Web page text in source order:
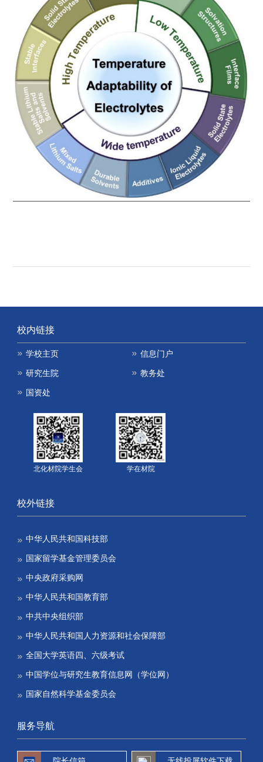
校内链接
学校主页 信息门户
研究生院 教务处
国资处
北化材院学生会 学在材院
校外链接
中华人民共和国科技部
国家留学基金管理委员会
中央政府采购网
中华人民共和国教育部
中共中央组织部
中华人民共和国人力资源和社会保障部
全国大学英语四、六级考试
中国学位与研究生教育信息网（学位网）
国家自然科学基金委员会
服务导航